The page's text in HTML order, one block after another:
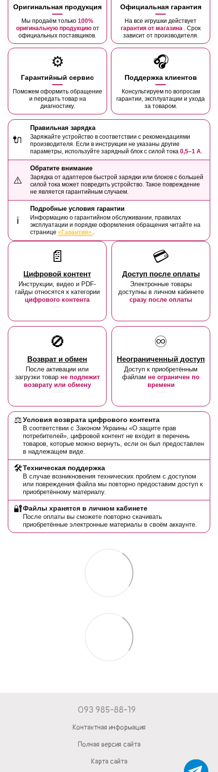
Оригинальная продукция
Мы продаём только 100%
оригинальную продукцию от
официальных поставщиков.
Официальная гарантия
На все игрушки действует
гарантия от магазина . Срок
зависит от производителя.
⚙️
Гарантийный сервис
Поможем оформить обращение
и передать товар на
диагностику.
🎧
Поддержка клиентов
Консультируем по вопросам
гарантии, эксплуатации и ухода
за товаром.
🔌
Правильная зарядка
Заряжайте устройство в соответствии с рекомендациями
производителя. Если в инструкции не указаны другие
параметры, используйте зарядный блок с силой тока 0,5–1 А.
⚠️
Обратите внимание
Зарядка от адаптеров быстрой зарядки или блоков с большей
силой тока может повредить устройство. Такое повреждение
не является гарантийным случаем.
ℹ️
Подробные условия гарантии
Информацию о гарантийном обслуживании, правилах
эксплуатации и порядке оформления обращения читайте на
странице «Гарантия» .
📄
Цифровой контент
Инструкции, видео и PDF-
гайды относятся к категории
цифрового контента
💳
Доступ после оплаты
Электронные товары
доступны в личном кабинете
сразу после оплаты
🚫
Возврат и обмен
После активации или
загрузки товар не подлежит
возврату или обмену
♾️
Неограниченный доступ
Доступ к приобретённым
файлам не ограничен по
времени
⚖️Условия возврата цифрового контента
В соответствии с Законом Украины «О защите прав
потребителей», цифровой контент не входит в перечень
товаров, которые можно вернуть, если он был предоставлен
в надлежащем виде.
🛠️Техническая поддержка
В случае возникновения технических проблем с доступом
или повреждения файла мы повторно предоставим доступ к
приобретённому материалу.
🔐Файлы хранятся в личном кабинете
После оплаты вы сможете повторно скачивать
приобретённые электронные материалы в своём аккаунте.
093 985-88-19
Контактная информация
Полная версия сайта
Карта сайта